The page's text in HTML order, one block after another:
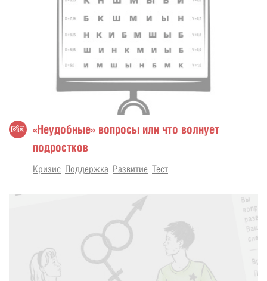
«Неудобные» вопросы или что волнует
подростков
Кризис Поддержка Развитие Тест